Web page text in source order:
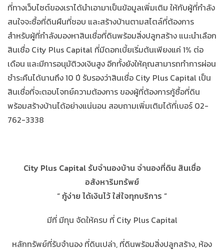
ที่ทางเว็บไซต์ของเราได้นำเอามาเป็นข้อมูลเพิ่มเติม ให้กับผู้ที่กำลัง
สนใจจะซื้อที่ดินผืนที่ชอบ และสร้างบ้านตามสไตล์ที่ต้องการ
สำหรับผู้ที่กำลังมองหาสินเชื่อที่ดินพร้อมสิ่งปลูกสร้าง แนะนำเลือก
สินเชื่อ City Plus Capital ที่มีดอกเบี้ยเริ่มต้นเพียงแค่ 1% ต่อ
เดือน และมีการอนุมัติวงเงินสูง อีกทั้งยังให้คุณสามารถทำการผ่อน
ชำระคืนได้นานถึง 10 ปี รับรองว่าสินเชื่อ City Plus Capital เป็น
สินเชื่อที่จะตอบโจทย์ความต้องการ ของผู้ที่ต้องการกู้ซื้อที่ดิน
พร้อมสร้างบ้านได้อย่างแน่นอน สอบถามเพิ่มเติมได้ที่เบอร์ 02-
762-3338
City Plus Capital รับจำนองบ้าน จำนองที่ดิน สินเชื่อ
อสังหาริมทรัพย์
“ กู้ง่าย ได้เงินไว้ ใส่ใจทุกบริการ ”
มีที่ มีทุน จัดให้ครบ ที่ City Plus Capital
หลักทรัพย์ที่รับจำนอง ที่ดินเปล่า, ที่ดินพร้อมสิ่งปลูกสร้าง, ห้อง